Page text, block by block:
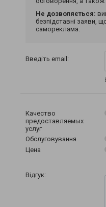
Не дозволяється:
безпідставні заяви,
самореклама.
Введіть email:
Качество
предоставляемых
услуг
Обслуговування
Цена
Відгук: